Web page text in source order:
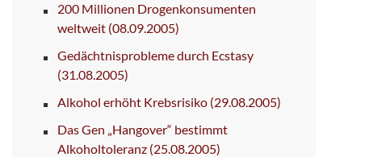
200 Millionen Drogenkonsumenten
weltweit (08.09.2005)
Gedächtnisprobleme durch Ecstasy
(31.08.2005)
Alkohol erhöht Krebsrisiko (29.08.2005)
Das Gen „Hangover“ bestimmt
Alkoholtoleranz (25.08.2005)